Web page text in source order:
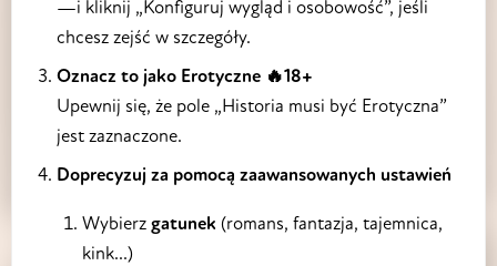
—i kliknij „Konfiguruj wygląd i osobowość”, jeśli
chcesz zejść w szczegóły.
Oznacz to jako Erotyczne 🔥18+
Upewnij się, że pole „Historia musi być Erotyczna”
jest zaznaczone.
Doprecyzuj za pomocą zaawansowanych ustawień
Wybierzgatunek (romans, fantazja, tajemnica,
kink...)